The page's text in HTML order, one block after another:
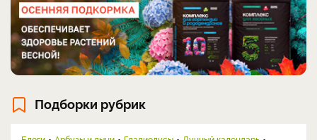
Подборки рубрик